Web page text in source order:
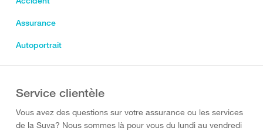
Assurance
Autoportrait
Service clientèle
Vous avez des questions sur votre assurance ou les services
de la Suva? Nous sommes là pour vous du lundi au vendredi